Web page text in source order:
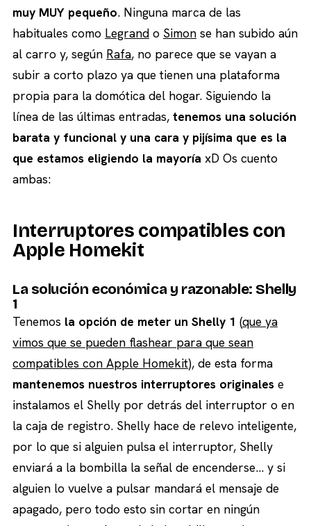
muy MUY pequeño. Ninguna marca de las
habituales como Legrand o Simon se han subido aún
al carro y, según Rafa, no parece que se vayan a
subir a corto plazo ya que tienen una plataforma
propia para la domótica del hogar. Siguiendo la
línea de las últimas entradas, tenemos una solución
barata y funcional y una cara y pijísima que es la
que estamos eligiendo la mayoría xD Os cuento
ambas:
Interruptores compatibles con
Apple Homekit
La solución económica y razonable: Shelly
1
Tenemos la opción de meter un Shelly 1 (que ya
vimos que se pueden flashear para que sean
compatibles con Apple Homekit), de esta forma
mantenemos nuestros interruptores originales e
instalamos el Shelly por detrás del interruptor o en
la caja de registro. Shelly hace de relevo inteligente,
por lo que si alguien pulsa el interruptor, Shelly
enviará a la bombilla la señal de encenderse… y si
alguien lo vuelve a pulsar mandará el mensaje de
apagado, pero todo esto sin cortar en ningún